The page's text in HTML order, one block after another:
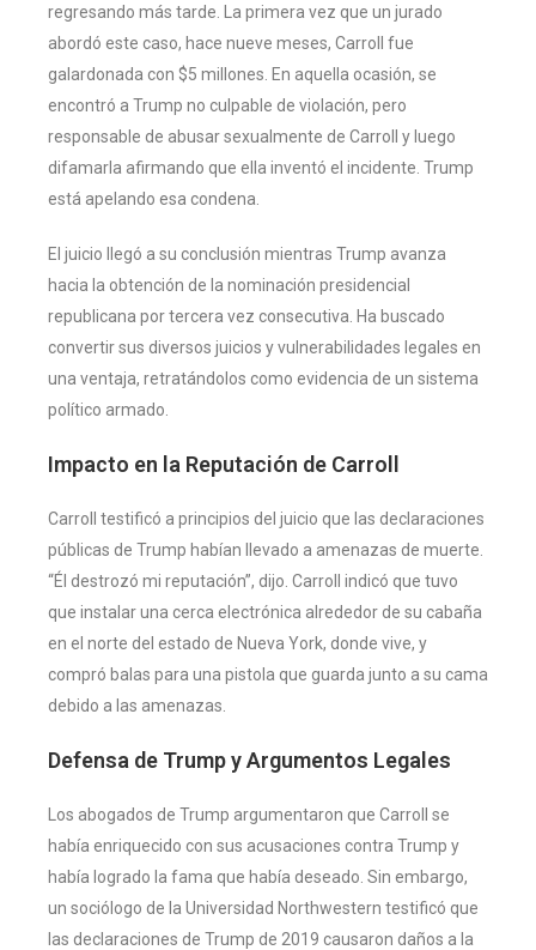
regresando más tarde. La primera vez que un jurado
abordó este caso, hace nueve meses, Carroll fue
galardonada con $5 millones. En aquella ocasión, se
encontró a Trump no culpable de violación, pero
responsable de abusar sexualmente de Carroll y luego
difamarla afirmando que ella inventó el incidente. Trump
está apelando esa condena.
El juicio llegó a su conclusión mientras Trump avanza
hacia la obtención de la nominación presidencial
republicana por tercera vez consecutiva. Ha buscado
convertir sus diversos juicios y vulnerabilidades legales en
una ventaja, retratándolos como evidencia de un sistema
político armado.
Impacto en la Reputación de Carroll
Carroll testificó a principios del juicio que las declaraciones
públicas de Trump habían llevado a amenazas de muerte.
“Él destrozó mi reputación”, dijo. Carroll indicó que tuvo
que instalar una cerca electrónica alrededor de su cabaña
en el norte del estado de Nueva York, donde vive, y
compró balas para una pistola que guarda junto a su cama
debido a las amenazas.
Defensa de Trump y Argumentos Legales
Los abogados de Trump argumentaron que Carroll se
había enriquecido con sus acusaciones contra Trump y
había logrado la fama que había deseado. Sin embargo,
un sociólogo de la Universidad Northwestern testificó que
las declaraciones de Trump de 2019 causaron daños a la